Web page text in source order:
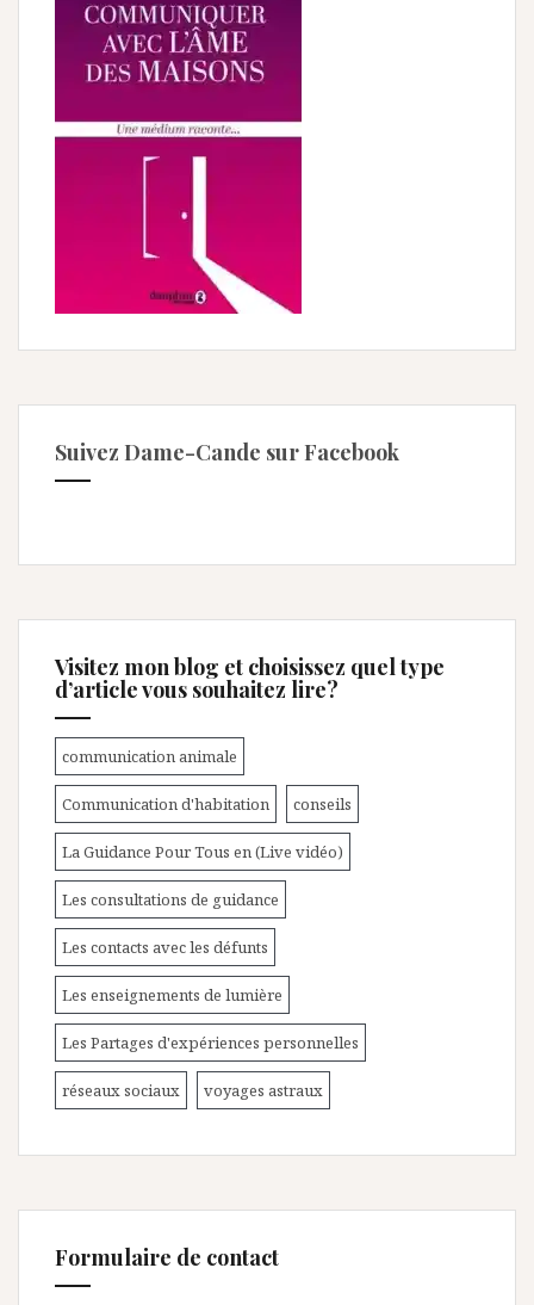
Suivez Dame-Cande sur Facebook
Visitez mon blog et choisissez quel type
d’article vous souhaitez lire?
communication animale
Communication d'habitation conseils
La Guidance Pour Tous en (Live vidéo)
Les consultations de guidance
Les contacts avec les défunts
Les enseignements de lumière
Les Partages d'expériences personnelles
réseaux sociaux voyages astraux
Formulaire de contact